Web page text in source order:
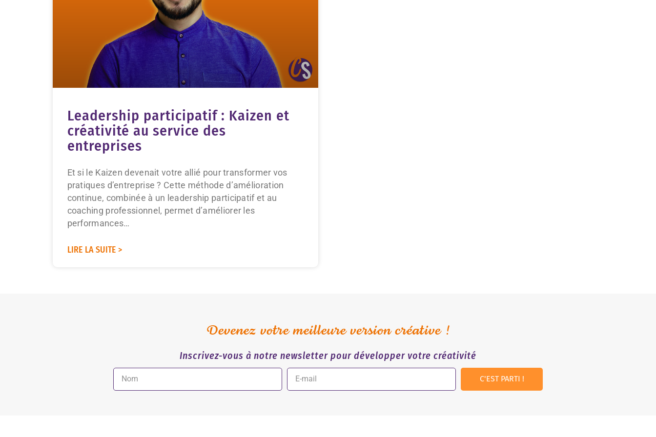
Leadership participatif : Kaizen et
créativité au service des
entreprises
Et si le Kaizen devenait votre allié pour transformer vos
pratiques d’entreprise ? Cette méthode d’amélioration
continue, combinée à un leadership participatif et au
coaching professionnel, permet d’améliorer les
performances…
LIRE LA SUITE >
Devenez votre meilleure version créative !
Inscrivez-vous à notre newsletter pour développer votre créativité
C'EST PARTI !